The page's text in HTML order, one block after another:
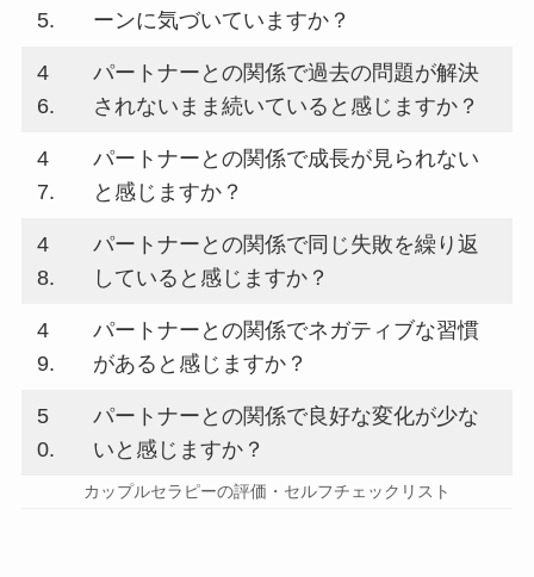
5.
ーンに気づいていますか？
4
6.
パートナーとの関係で過去の問題が解決
されないまま続いていると感じますか？
4
7.
パートナーとの関係で成長が見られない
と感じますか？
4
8.
パートナーとの関係で同じ失敗を繰り返
していると感じますか？
4
9.
パートナーとの関係でネガティブな習慣
があると感じますか？
5
0.
パートナーとの関係で良好な変化が少な
いと感じますか？
カップルセラピーの評価・セルフチェックリスト